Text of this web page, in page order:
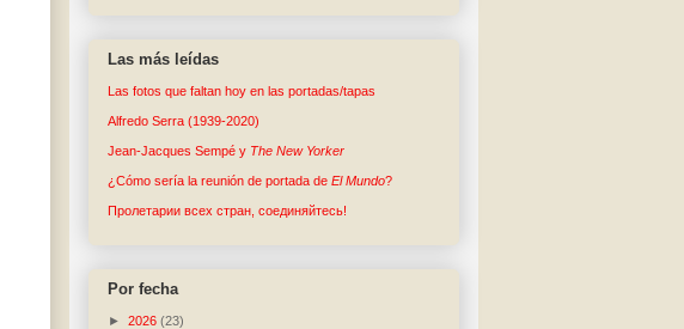
Las más leídas
Las fotos que faltan hoy en las portadas/tapas
Alfredo Serra (1939-2020)
Jean-Jacques Sempé y The New Yorker
¿Cómo sería la reunión de portada de El Mundo?
Пролетарии всех стран, соединяйтесь!
Por fecha
► 2026 (23)